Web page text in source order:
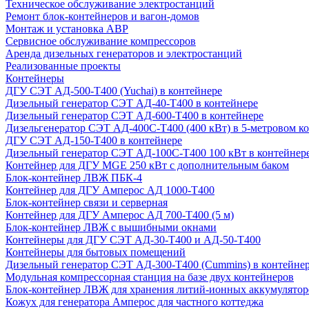
Техническое обслуживание электростанций
Ремонт блок-контейнеров и вагон-домов
Монтаж и установка АВР
Сервисное обслуживание компрессоров
Аренда дизельных генераторов и электростанций
Реализованные проекты
Контейнеры
ДГУ СЭТ АД-500-Т400 (Yuchai) в контейнере
Дизельный генератор СЭТ АД-40-Т400 в контейнере
Дизельный генератор СЭТ АД-600-Т400 в контейнере
Дизельгенератор СЭТ АД-400С-Т400 (400 кВт) в 5-метровом
ДГУ СЭТ АД-150-Т400 в контейнере
Дизельный генератор СЭТ АД-100С-Т400 100 кВт в
Контейнер для ДГУ MGE 250 кВт с дополнительным баком
Блок-контейнер ЛВЖ ПБК-4
Контейнер для ДГУ Амперос АД 1000-Т400
Блок-контейнер связи и серверная
Контейнер для ДГУ Амперос АД 700-Т400 (5 м)
Блок-контейнер ЛВЖ с вышибными окнами
Контейнеры для ДГУ СЭТ АД-30-Т400 и АД-50-Т400
Контейнеры для бытовых помещений
Дизельный генератор СЭТ АД-300-Т400 (Cummins) в
Модульная компрессорная станция на базе двух контейнеров
Блок-контейнер ЛВЖ для хранения литий-ионных
Кожух для генератора Амперос для частного коттеджа